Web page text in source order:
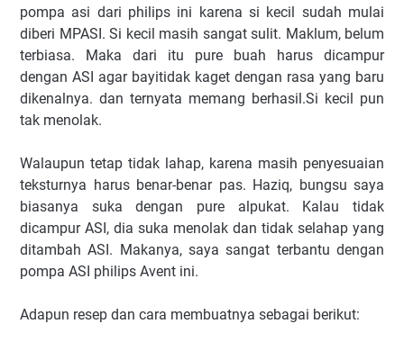
pompa asi dari philips ini karena si kecil sudah mulai
diberi MPASI. Si kecil masih sangat sulit. Maklum, belum
terbiasa. Maka dari itu pure buah harus dicampur
dengan ASI agar bayitidak kaget dengan rasa yang baru
dikenalnya. dan ternyata memang berhasil.Si kecil pun
tak menolak.
Walaupun tetap tidak lahap, karena masih penyesuaian
teksturnya harus benar-benar pas. Haziq, bungsu saya
biasanya suka dengan pure alpukat. Kalau tidak
dicampur ASI, dia suka menolak dan tidak selahap yang
ditambah ASI. Makanya, saya sangat terbantu dengan
pompa ASI philips Avent ini.
Adapun resep dan cara membuatnya sebagai berikut: